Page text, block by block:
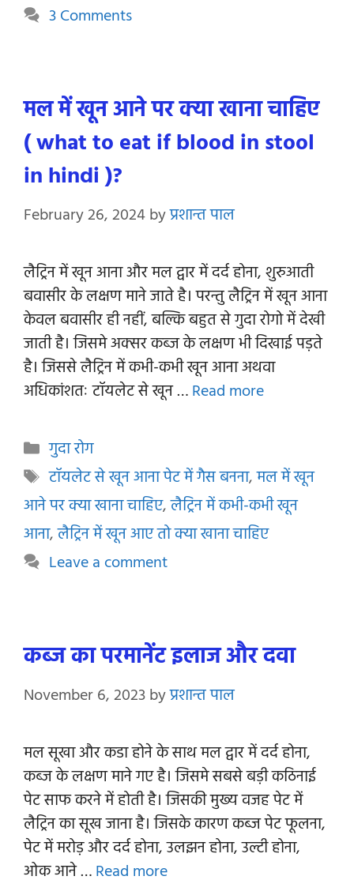
3 Comments
मल में खून आने पर क्या खाना चाहिए
( what to eat if blood in stool
in hindi )?
February 26, 2024byप्रशान्त पाल
लैट्रिन में खून आना और मल द्वार में दर्द होना, शुरुआती
बवासीर के लक्षण माने जाते है। परन्तु लैट्रिन में खून आना
केवल बवासीर ही नहीं, बल्कि बहुत से गुदा रोगो में देखी
जाती है। जिसमे अक्सर कब्ज के लक्षण भी दिखाई पड़ते
है। जिससे लैट्रिन में कभी-कभी खून आना अथवा
अधिकांशतः टॉयलेट से खून …Read more
Categories
गुदा रोग
Tags
टॉयलेट से खून आना पेट में गैस बनना,मल में खून
आने पर क्या खाना चाहिए,लैट्रिन में कभी-कभी खून
आना,लैट्रिन में खून आए तो क्या खाना चाहिए
Leave a comment
कब्ज का परमानेंट इलाज और दवा
November 6, 2023byप्रशान्त पाल
मल सूखा और कडा होने के साथ मल द्वार में दर्द होना,
कब्ज के लक्षण माने गए है। जिसमे सबसे बड़ी कठिनाई
पेट साफ करने में होती है। जिसकी मुख्य वजह पेट में
लैट्रिन का सूख जाना है। जिसके कारण कब्ज पेट फूलना,
पेट में मरोड़ और दर्द होना, उलझन होना, उल्टी होना,
ओक आने …Read more